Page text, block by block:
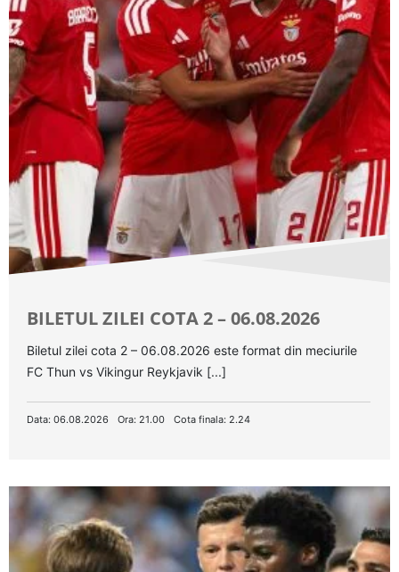
BILETUL ZILEI COTA 2 – 06.08.2026
Biletul zilei cota 2 – 06.08.2026 este format din meciurile
FC Thun vs Vikingur Reykjavik [...]
Data: 06.08.2026 Ora: 21.00 Cota finala: 2.24